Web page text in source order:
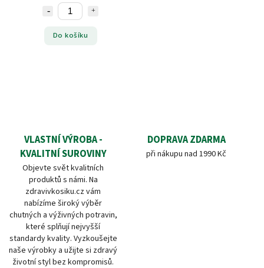
Do košíku
VLASTNÍ VÝROBA -
KVALITNÍ SUROVINY
Objevte svět kvalitních
produktů s námi. Na
zdravivkosiku.cz vám
nabízíme široký výběr
chutných a výživných potravin,
které splňují nejvyšší
standardy kvality. Vyzkoušejte
naše výrobky a užijte si zdravý
životní styl bez kompromisů.
DOPRAVA ZDARMA
při nákupu nad 1990 Kč